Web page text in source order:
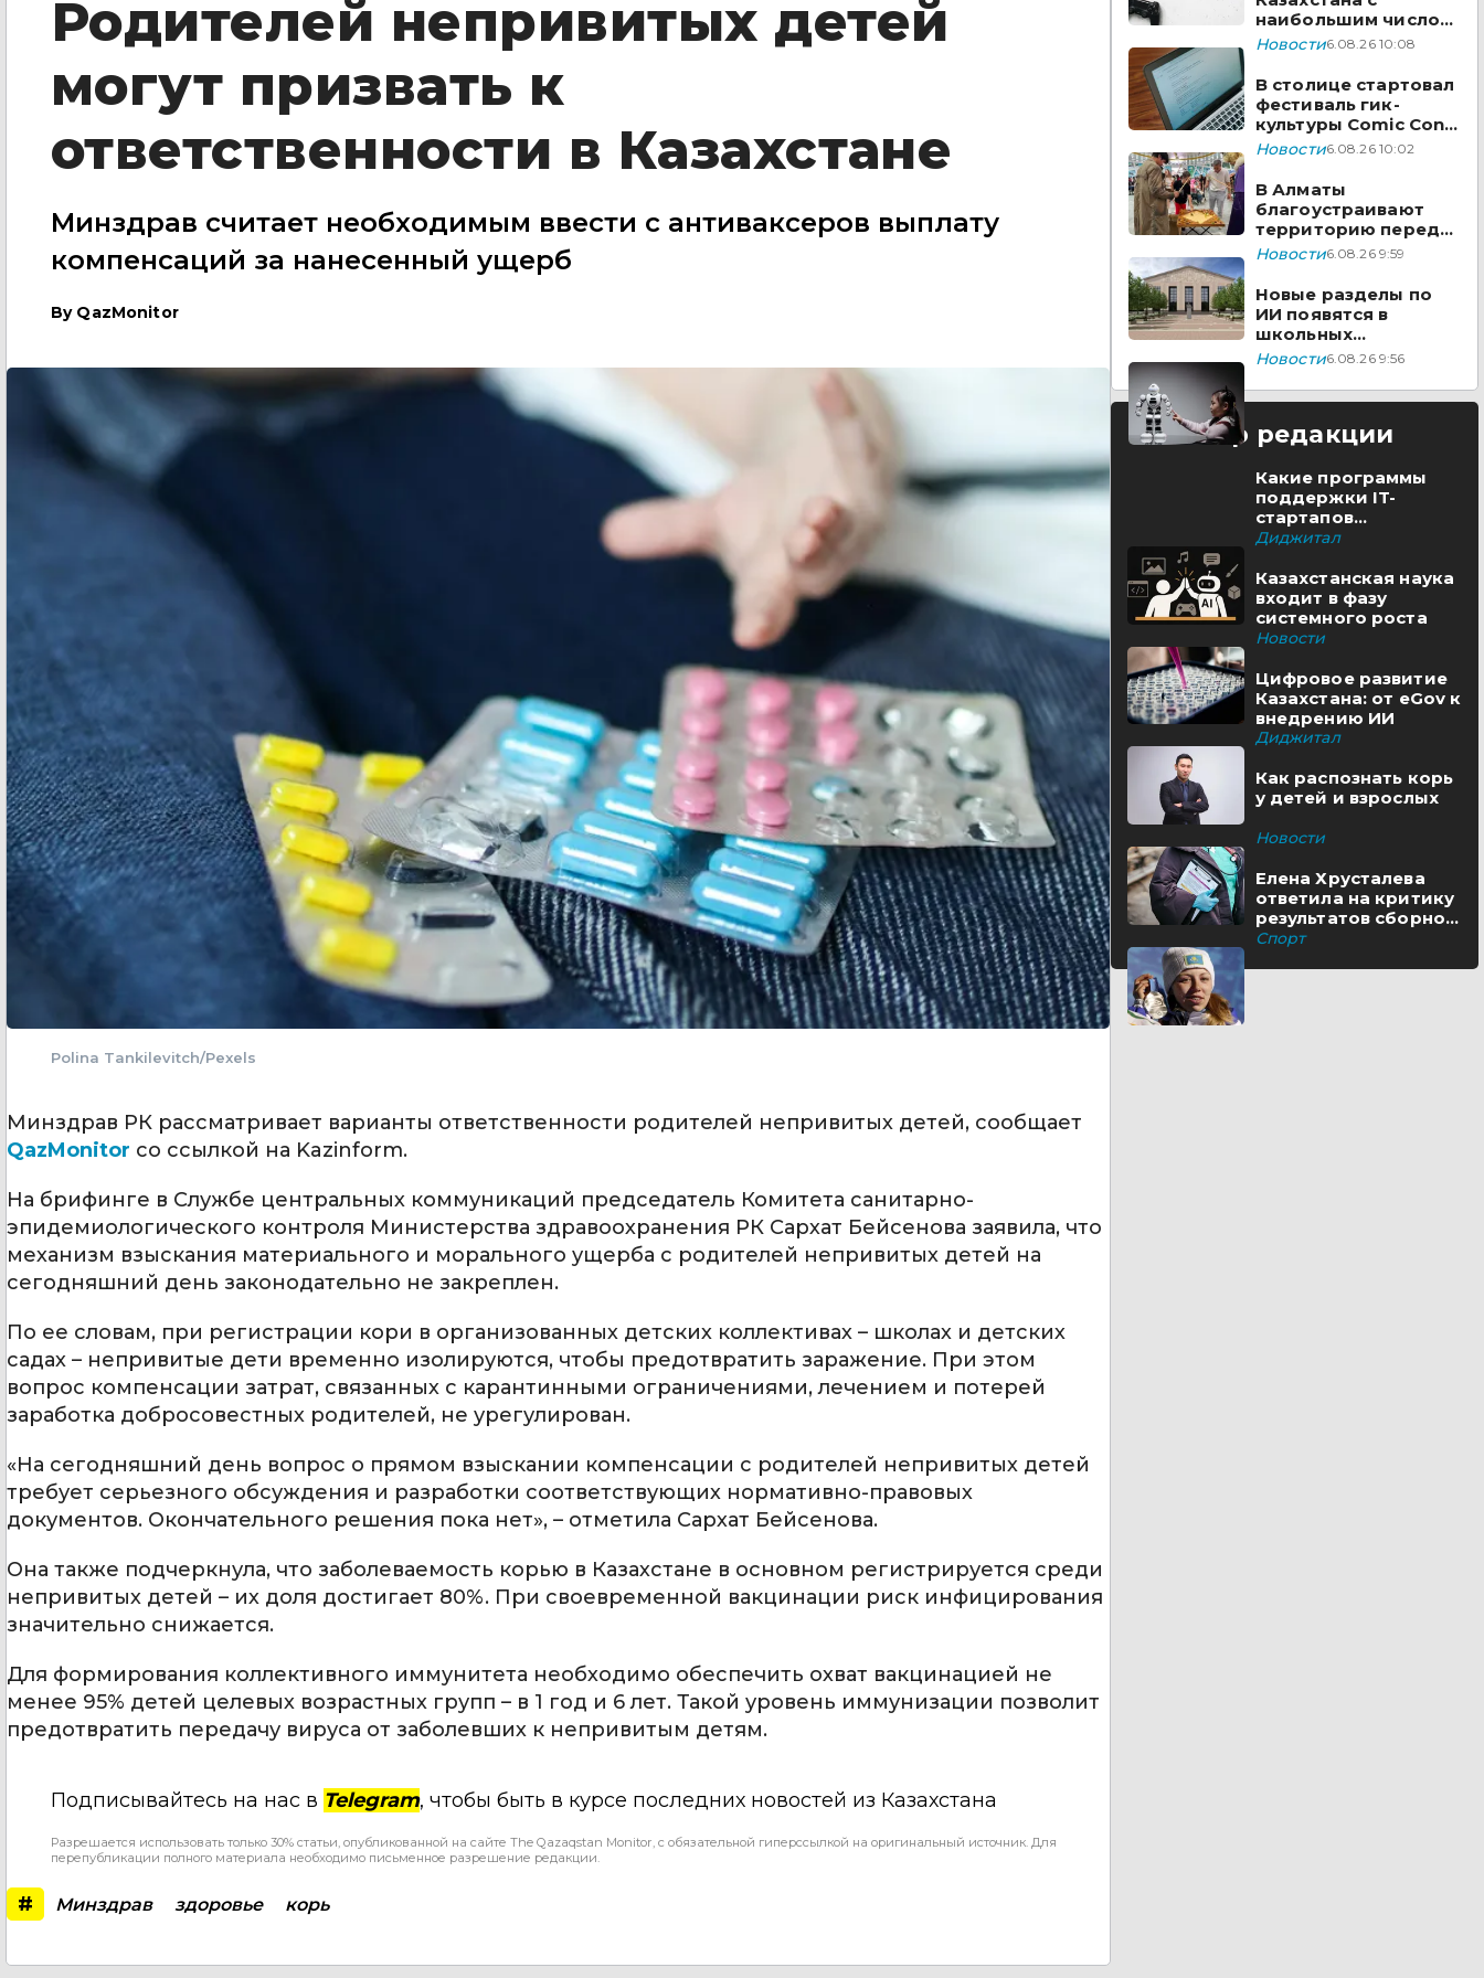
Родителей непривитых детей
могут призвать к
ответственности в Казахстане
Минздрав считает необходимым ввести с антиваксеров выплату
компенсаций за нанесенный ущерб
By QazMonitor
Polina Tankilevitch/Pexels
Минздрав РК рассматривает варианты ответственности родителей непривитых детей, сообщает
QazMonitor со ссылкой на Kazinform.
На брифинге в Службе центральных коммуникаций председатель Комитета санитарно-
эпидемиологического контроля Министерства здравоохранения РК Сархат Бейсенова заявила, что
механизм взыскания материального и морального ущерба с родителей непривитых детей на
сегодняшний день законодательно не закреплен.
По ее словам, при регистрации кори в организованных детских коллективах – школах и детских
садах – непривитые дети временно изолируются, чтобы предотвратить заражение. При этом
вопрос компенсации затрат, связанных с карантинными ограничениями, лечением и потерей
заработка добросовестных родителей, не урегулирован.
«На сегодняшний день вопрос о прямом взыскании компенсации с родителей непривитых детей
требует серьезного обсуждения и разработки соответствующих нормативно-правовых
документов. Окончательного решения пока нет», – отметила Сархат Бейсенова.
Она также подчеркнула, что заболеваемость корью в Казахстане в основном регистрируется среди
непривитых детей – их доля достигает 80%. При своевременной вакцинации риск инфицирования
значительно снижается.
Для формирования коллективного иммунитета необходимо обеспечить охват вакцинацией не
менее 95% детей целевых возрастных групп – в 1 год и 6 лет. Такой уровень иммунизации позволит
предотвратить передачу вируса от заболевших к непривитым детям.
Подписывайтесь на нас в Telegram, чтобы быть в курсе последних новостей из Казахстана
Разрешается использовать только 30% статьи, опубликованной на сайте The Qazaqstan Monitor, с обязательной гиперссылкой на оригинальный источник. Для
перепубликации полного материала необходимо письменное разрешение редакции.
# Минздрав здоровье корь
наибольшим числом
вакансий на Enbek.kz
Новости6.08.26 10:08
В столице стартовал
фестиваль гик-
культуры Comic Con
Astana 2026
Новости6.08.26 10:02
В Алматы
благоустраивают
территорию перед
ТЮЗом
Новости6.08.26 9:59
Новые разделы по
ИИ появятся в
школьных
предметах
Новости6.08.26 9:56
Выбор редакции
Какие программы
поддержки IT-
стартапов
реализуются в
Диджитал
Казахстанская наука
входит в фазу
системного роста
Новости
Цифровое развитие
Казахстана: от eGov к
внедрению ИИ
Диджитал
Как распознать корь
у детей и взрослых
Новости
Елена Хрусталева
ответила на критику
результатов сборной
Казахстана
Спорт